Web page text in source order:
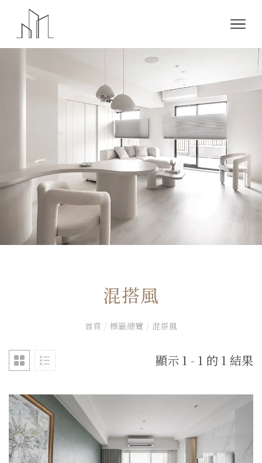
混搭風
首頁 / 標籤總覽 / 混搭風
顯示 1 - 1 的 1 結果